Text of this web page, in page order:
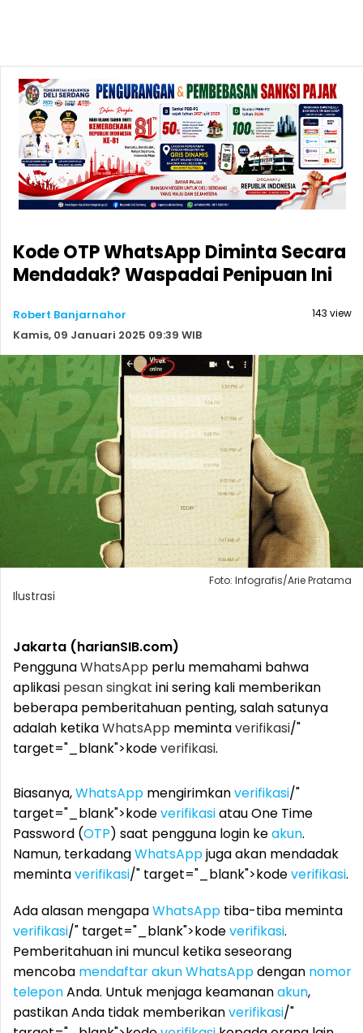
Kode OTP WhatsApp Diminta Secara
Mendadak? Waspadai Penipuan Ini
Robert Banjarnahor
Kamis, 09 Januari 2025 09:39 WIB
143 view
Foto: Infografis/Arie Pratama
Ilustrasi
Jakarta (harianSIB.com)
PenggunaWhatsApp perlu memahami bahwa
aplikasi pesan singkat ini sering kali memberikan
beberapa pemberitahuan penting, salah satunya
adalah ketikaWhatsApp memintaverifikasi/"
target="_blank">kodeverifikasi.
Biasanya,WhatsApp mengirimkanverifikasi/"
target="_blank">kodeverifikasiatau One Time
Password (OTP) saat pengguna login keakun.
Namun, terkadangWhatsAppjuga akan mendadak
memintaverifikasi/" target="_blank">kodeverifikasi.
Ada alasan mengapaWhatsApp tiba-tiba meminta
verifikasi/" target="_blank">kodeverifikasi.
Pemberitahuan ini muncul ketika seseorang
mencoba mendaftarakunWhatsAppdengan nomor
teleponAnda. Untuk menjaga keamananakun,
pastikan Anda tidak memberikanverifikasi/"